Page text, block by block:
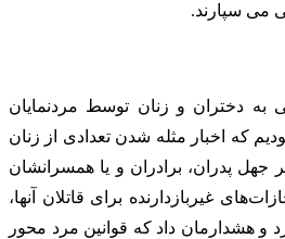
می سپارند.
به دختران و زنان توسط مردنمایان
که اخبار مثله شدن تعدادی از زنان
جهل پدران، برادران و یا همسرانشان
غیربازدارنده برای قاتلان آنها،
و هشدارمان داد که قوانین مرد محور